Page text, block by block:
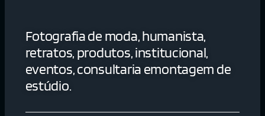
Fotografia de moda, humanista,
retratos, produtos, institucional,
eventos, consultaria emontagem de
estúdio.